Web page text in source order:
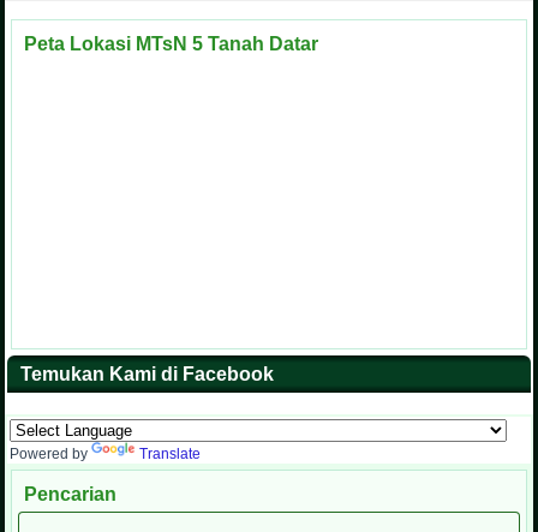
Peta Lokasi MTsN 5 Tanah Datar
Temukan Kami di Facebook
Powered by Translate
Pencarian